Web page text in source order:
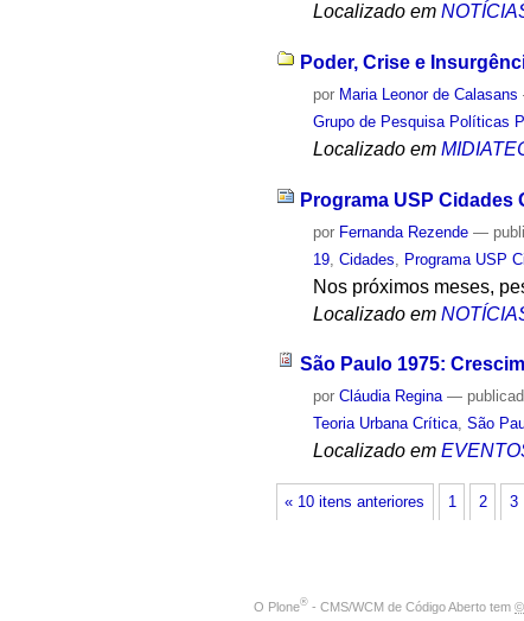
Localizado em
Poder, Crise e
por Maria Leonor de Calasans
Grupo de Pesquisa Políticas
Localizado em
Programa USP
por Fernanda Rezende —
19 ,Cidades Programa USP
Nos próximos meses,
Localizado em
São Paulo 1975:
porCláudia Regina —
Teoria Urbana Crítica,São
Localizado em
« 10 itens anteriores 1 2 3
O Plone® - CMS/WCM de Código Aberto tem ©